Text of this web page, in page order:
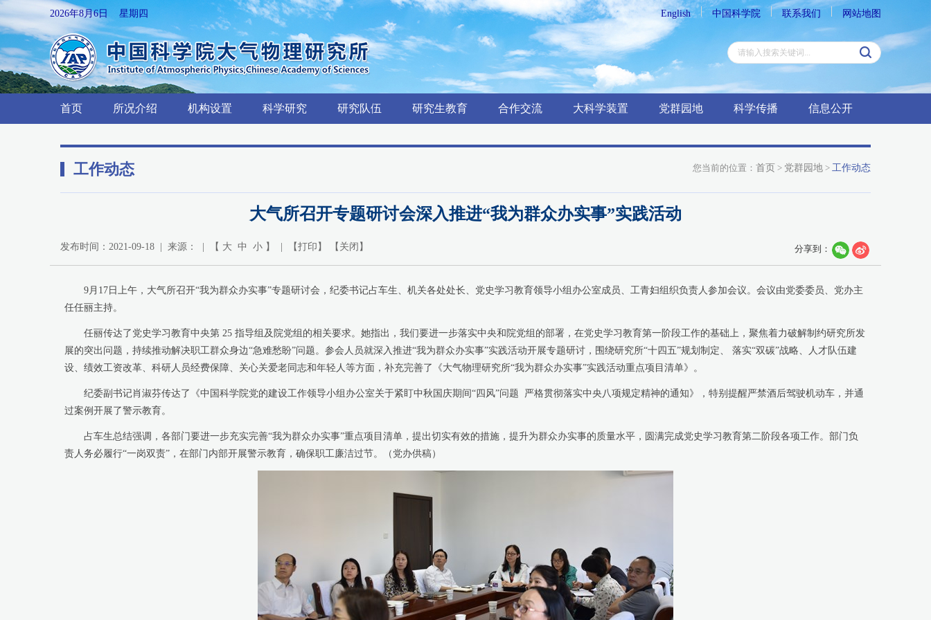
2026年8月6日 星期四 English 中国科学院 联系我们 网站地图
首页 所况介绍 机构设置 科学研究 研究队伍 研究生教育 合作交流 大科学装置 党群园地 科学传播 信息公开
工作动态 您当前的位置： 首页 > 党群园地 > 工作动态
大气所召开专题研讨会深入推进“我为群众办实事”实践活动
发布时间：2021-09-18 | 来源： | 【 大 中 小 】 | 【打印 】 【 关闭 】 分享到：
9月17日上午，大气所召开“我为群众办实事”专题研讨会，纪委书记占车生、机关各处处长、党史学习教育领导小组办公室成员、工青妇组织负责人参加会议。会议由党委委员、党办主
任任丽主持。
任丽传达了党史学习教育中央第 25 指导组及院党组的相关要求。她指出，我们要进一步落实中央和院党组的部署，在党史学习教育第一阶段工作的基础上，聚焦着力破解制约研究所发
展的突出问题，持续推动解决职工群众身边“急难愁盼”问题。参会人员就深入推进“我为群众办实事”实践活动开展专题研讨，围绕研究所“十四五”规划制定、 落实“双碳”战略、人才队伍建
设、绩效工资改革、科研人员经费保障、关心关爱老同志和年轻人等方面，补充完善了《大气物理研究所“我为群众办实事”实践活动重点项目清单》。
纪委副书记肖淑芬传达了《中国科学院党的建设工作领导小组办公室关于紧盯中秋国庆期间“四风”问题 严格贯彻落实中央八项规定精神的通知》，特别提醒严禁酒后驾驶机动车，并通
过案例开展了警示教育。
占车生总结强调，各部门要进一步充实完善“我为群众办实事”重点项目清单，提出切实有效的措施，提升为群众办实事的质量水平，圆满完成党史学习教育第二阶段各项工作。部门负
责人务必履行“一岗双责”，在部门内部开展警示教育，确保职工廉洁过节。（党办供稿）